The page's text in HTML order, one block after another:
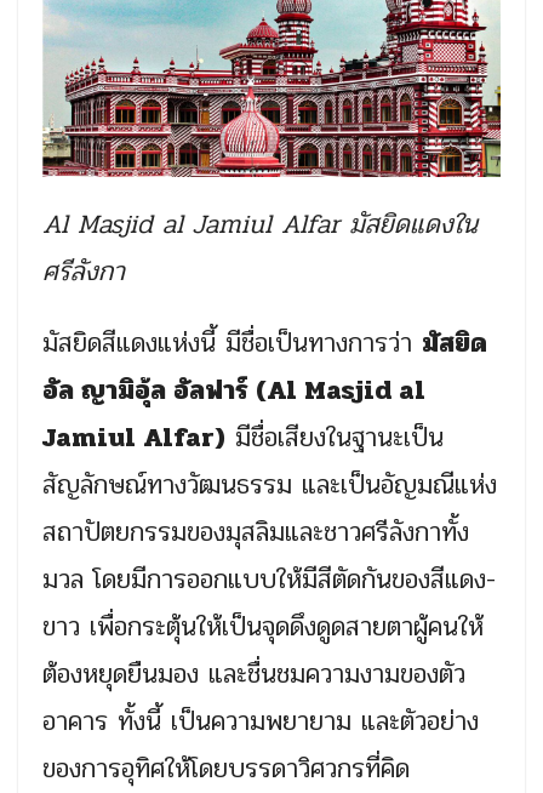
Al Masjid al Jamiul Alfar มัสยิดแดงใน
ศรีลังกา
มัสยิดสีแดงแห่งนี้ มีชื่อเป็นทางการว่า มัสยิด
อัล ญามิอุ้ล อัลฟาร์ (Al Masjid al
Jamiul Alfar) มีชื่อเสียงในฐานะเป็น
สัญลักษณ์ทางวัฒนธรรม และเป็นอัญมณีแห่ง
สถาปัตยกรรมของมุสลิมและชาวศรีลังกาทั้ง
มวล โดยมีการออกแบบให้มีสีตัดกันของสีแดง-
ขาว เพื่อกระตุ้นให้เป็นจุดดึงดูดสายตาผู้คนให้
ต้องหยุดยืนมอง และชื่นชมความงามของตัว
อาคาร ทั้งนี้ เป็นความพยายาม และตัวอย่าง
ของการอุทิศให้โดยบรรดาวิศวกรที่คิด